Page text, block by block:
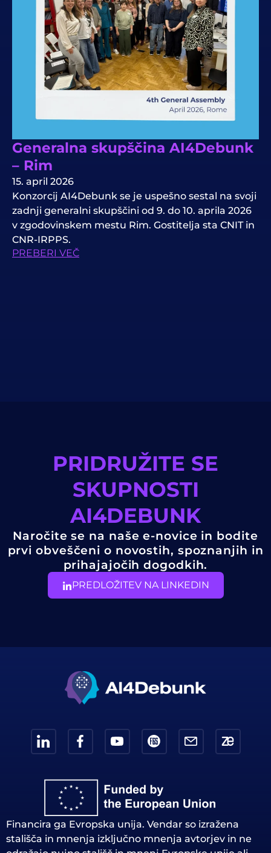
Generalna skupščina AI4Debunk
– Rim
15. april 2026
Konzorcij AI4Debunk se je uspešno sestal na svoji
zadnji generalni skupščini od 9. do 10. aprila 2026
v zgodovinskem mestu Rim. Gostitelja sta CNIT in
CNR-IRPPS.
PREBERI VEČ
PRIDRUŽITE SE
SKUPNOSTI
AI4DEBUNK
Naročite se na naše e-novice in bodite
prvi obveščeni o novostih, spoznanjih in
prihajajočih dogodkih.
PREDLOŽITEV NA LINKEDIN
Financira ga Evropska unija. Vendar so izražena
stališča in mnenja izključno mnenja avtorjev in ne